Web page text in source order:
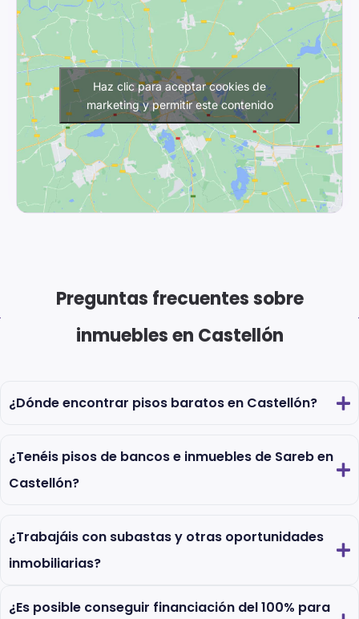
Haz clic para aceptar cookies de
marketing y permitir este contenido
Preguntas frecuentes sobre
inmuebles en Castellón
¿Dónde encontrar pisos baratos en Castellón?
¿Tenéis pisos de bancos e inmuebles de Sareb en
Castellón?
¿Trabajáis con subastas y otras oportunidades
inmobiliarias?
¿Es posible conseguir financiación del 100% para